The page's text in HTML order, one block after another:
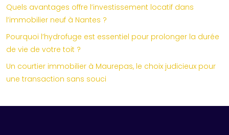
Quels avantages offre l’investissement locatif dans
l’immobilier neuf à Nantes ?
Pourquoi l’hydrofuge est essentiel pour prolonger la durée
de vie de votre toit ?
Un courtier immobilier à Maurepas, le choix judicieux pour
une transaction sans souci